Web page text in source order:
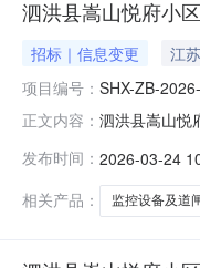
泗洪县嵩山悦府小
招标｜信息变更 江
项目编号： SHX-ZB-
正文内容： 泗洪县嵩山悦
晰。”现修改
（需海康播放
发布时间： 2026-03-24
相关产品：
监控设备及道